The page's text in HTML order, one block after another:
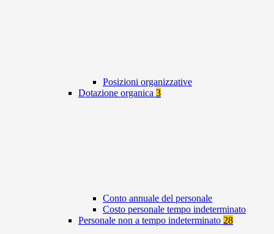
Posizioni organizzative
Dotazione organica 3
Conto annuale del personale
Costo personale tempo indeterminato
Personale non a tempo indeterminato 28